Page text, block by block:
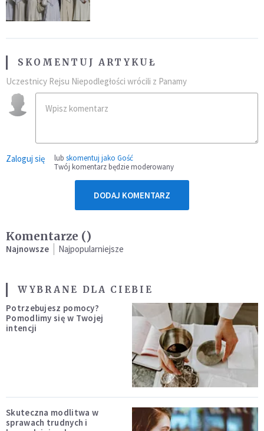
SKOMENTUJ ARTYKUŁ
Uczestnicy Rejsu Niepodległości wrócili z Panamy
Zaloguj się lub skomentuj jako Gość
Twój komentarz będzie moderowany
DODAJ KOMENTARZ
Komentarze ()
Najnowsze Najpopularniejsze
WYBRANE DLA CIEBIE
Potrzebujesz pomocy?
Pomodlimy się w Twojej
intencji
Skuteczna modlitwa w
sprawach trudnych i